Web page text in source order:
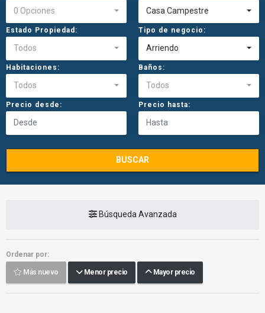
0 Opciones Casa Campestre
Estado Propiedad:
Todos
Tipo de negocio:
Arriendo
Habitaciones:
Todos
Baños:
Todos
Precio desde: Precio hasta:
BUSCAR
Búsqueda Avanzada
Ordenar por:
Más nuevo Menor precio Mayor precio